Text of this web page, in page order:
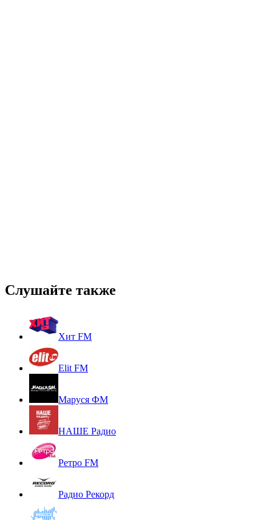
Слушайте также
Хит FM
Elit FM
Маруся ФМ
НАШЕ Радио
Ретро FM
Радио Рекорд